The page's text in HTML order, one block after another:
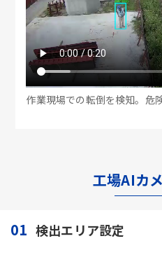
作業現場での転倒を検知。危
工場AIカ
01 検出エリア設定